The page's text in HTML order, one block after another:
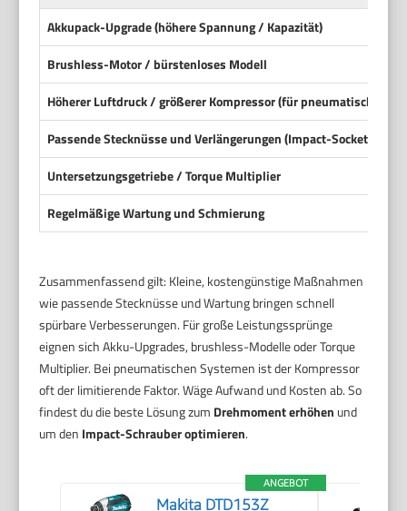
Akkupack-Upgrade (höhere Spannung / Kapazität)
Brushless-Motor / bürstenloses Modell
Höherer Luftdruck / größerer Kompressor (für pneumatische
Passende Stecknüsse und Verlängerungen (Impact-Sockets)
Untersetzungsgetriebe / Torque Multiplier
Regelmäßige Wartung und Schmierung
Zusammenfassend gilt: Kleine, kostengünstige Maßnahmen
wie passende Stecknüsse und Wartung bringen schnell
spürbare Verbesserungen. Für große Leistungssprünge
eignen sich Akku-Upgrades, brushless-Modelle oder Torque
Multiplier. Bei pneumatischen Systemen ist der Kompressor
oft der limitierende Faktor. Wäge Aufwand und Kosten ab. So
findest du die beste Lösung zum Drehmoment erhöhen und
um den Impact-Schrauber optimieren.
ANGEBOT
Makita DTD153Z